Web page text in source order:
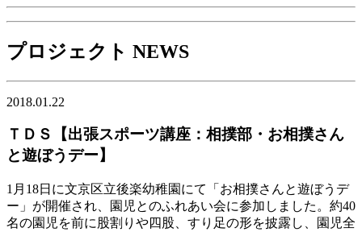
プロジェクト NEWS
2018.01.22
ＴＤＳ【出張スポーツ講座：相撲部・お相撲さん
と遊ぼうデー】
1月18日に文京区立後楽幼稚園にて「お相撲さんと遊ぼうデ
ー」が開催され、園児とのふれあい会に参加しました。約40
名の園児を前に股割りや四股、すり足の形を披露し、園児全